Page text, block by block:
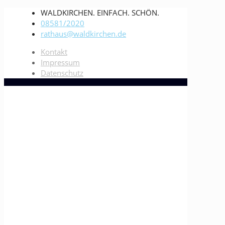
WALDKIRCHEN. EINFACH. SCHÖN.
08581/2020
rathaus@waldkirchen.de
Kontakt
Impressum
Datenschutz